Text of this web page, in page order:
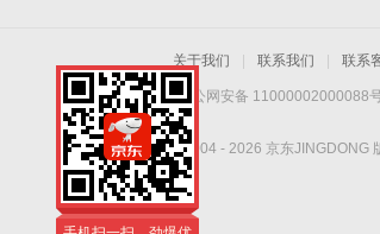
关于我们 联系我们 联系
京公网安备 11000002000088
Copyright © 2004 - 2026 京东JINGDONG
手机扫一扫，劲爆优
惠触手可得！